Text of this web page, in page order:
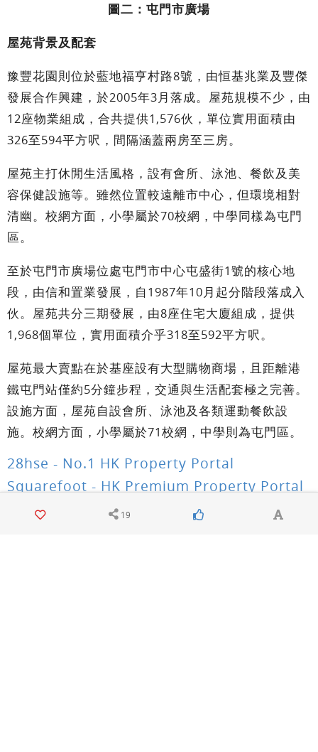
圖二：屯門市廣場
屋苑背景及配套
豫豐花園則位於藍地福亨村路8號，由恒基兆業及豐傑
發展合作興建，於2005年3月落成。屋苑規模不少，由
12座物業組成，合共提供1,576伙，單位實用面積由
326至594平方呎，間隔涵蓋兩房至三房。
屋苑主打休閒生活風格，設有會所、泳池、餐飲及美
容保健設施等。雖然位置較遠離市中心，但環境相對
清幽。校網方面，小學屬於70校網，中學同樣為屯門
區。
至於屯門市廣場位處屯門市中心屯盛街1號的核心地
段，由信和置業發展，自1987年10月起分階段落成入
伙。屋苑共分三期發展，由8座住宅大廈組成，提供
1,968個單位，實用面積介乎318至592平方呎。
屋苑最大賣點在於基座設有大型購物商場，且距離港
鐵屯門站僅約5分鐘步程，交通與生活配套極之完善。
設施方面，屋苑自設會所、泳池及各類運動餐飲設
施。校網方面，小學屬於71校網，中學則為屯門區。
28hse - No.1 HK Property Portal
Squarefoot - HK Premium Property Portal
19